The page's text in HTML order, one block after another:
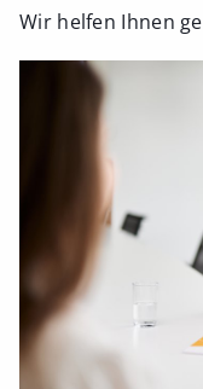
Wir helfen Ihnen